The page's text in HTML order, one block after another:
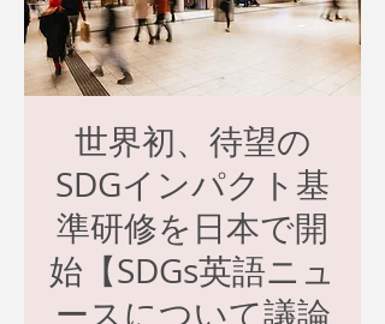
世界初、待望の
SDGインパクト基
準研修を日本で開
始【SDGs英語ニュ
ースについて議論